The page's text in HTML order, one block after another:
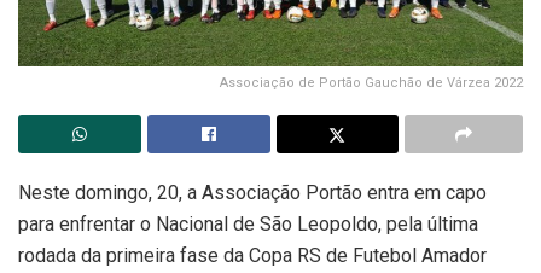
Associação de Portão Gauchão de Várzea 2022
Neste domingo, 20, a Associação Portão entra em capo
para enfrentar o Nacional de São Leopoldo, pela última
rodada da primeira fase da Copa RS de Futebol Amador